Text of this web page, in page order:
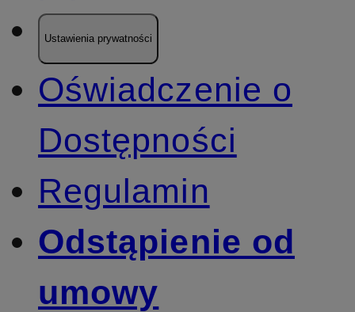
Ustawienia prywatności
Oświadczenie o
Dostępności
Regulamin
Odstąpienie od
umowy